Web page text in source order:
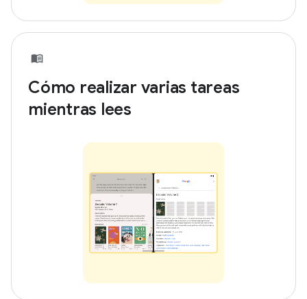
Cómo realizar varias tareas
mientras lees